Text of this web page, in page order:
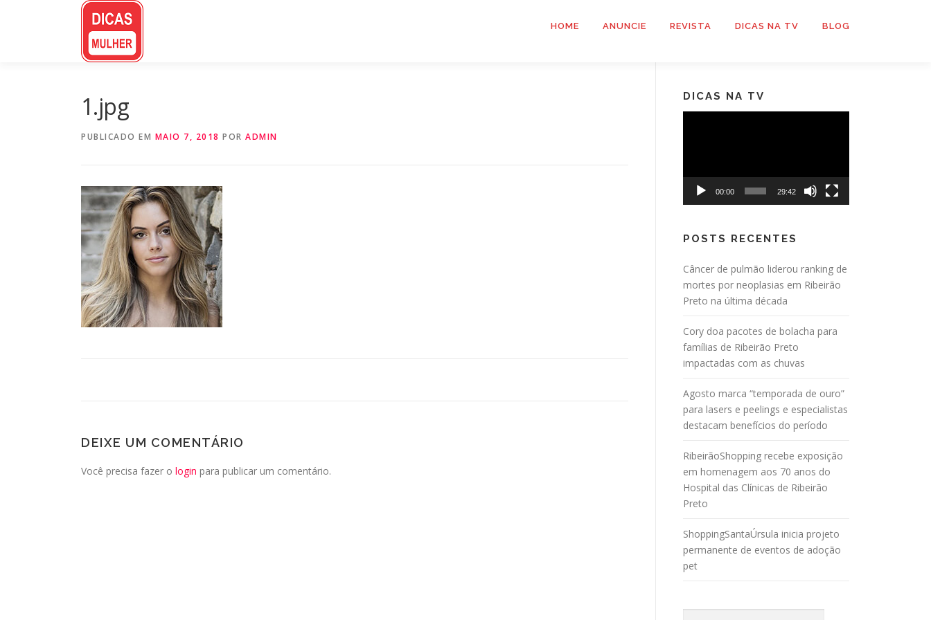
HOME ANUNCIE REVISTA DICAS NA TV BLOG
1.jpg
PUBLICADO EM MAIO 7, 2018 POR ADMIN
DEIXE UM COMENTÁRIO
Você precisa fazer o login para publicar um comentário.
DICAS NA TV
00:00 29:42
POSTS RECENTES
Câncer de pulmão liderou ranking de
mortes por neoplasias em Ribeirão
Preto na última década
Cory doa pacotes de bolacha para
famílias de Ribeirão Preto
impactadas com as chuvas
Agosto marca “temporada de ouro”
para lasers e peelings e especialistas
destacam benefícios do período
RibeirãoShopping recebe exposição
em homenagem aos 70 anos do
Hospital das Clínicas de Ribeirão
Preto
ShoppingSantaÚrsula inicia projeto
permanente de eventos de adoção
pet